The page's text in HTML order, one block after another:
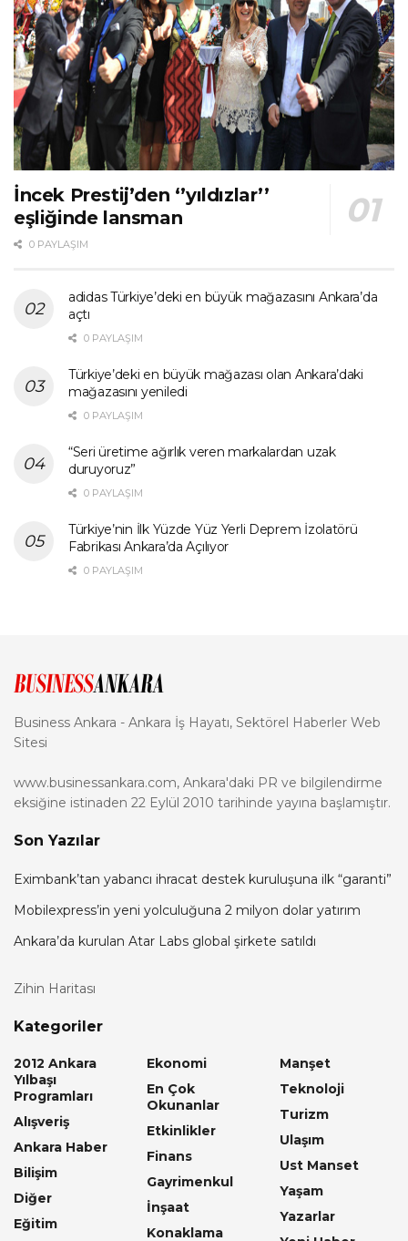
İncek Prestij’den ‘’yıldızlar’’
eşliğinde lansman
0 PAYLAŞIM
adidas Türkiye’deki en büyük mağazasını Ankara’da
açtı
0 PAYLAŞIM
Türkiye’deki en büyük mağazası olan Ankara’daki
mağazasını yeniledi
0 PAYLAŞIM
“Seri üretime ağırlık veren markalardan uzak
duruyoruz”
0 PAYLAŞIM
Türkiye’nin İlk Yüzde Yüz Yerli Deprem İzolatörü
Fabrikası Ankara’da Açılıyor
0 PAYLAŞIM
Business Ankara - Ankara İş Hayatı, Sektörel Haberler Web
Sitesi
www.businessankara.com, Ankara'daki PR ve bilgilendirme
eksiğine istinaden 22 Eylül 2010 tarihinde yayına başlamıştır.
Son Yazılar
Eximbank’tan yabancı ihracat destek kuruluşuna ilk “garanti”
Mobilexpress’in yeni yolculuğuna 2 milyon dolar yatırım
Ankara’da kurulan Atar Labs global şirkete satıldı
Zihin Haritası
Kategoriler
2012 Ankara
Yılbaşı
Programları
Alışveriş
Ankara Haber
Bilişim
Diğer
Eğitim
Ekonomi
En Çok
Okunanlar
Etkinlikler
Finans
Gayrimenkul
İnşaat
Konaklama
Manşet
Teknoloji
Turizm
Ulaşım
Ust Manset
Yaşam
Yazarlar